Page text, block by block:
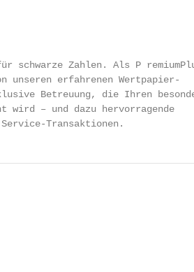
schwarze Zahlen. Als P­
unseren erfahrenen Wertpapier-
Betreuung, die Ihren
wird – und dazu hervorragende
Transaktionen.